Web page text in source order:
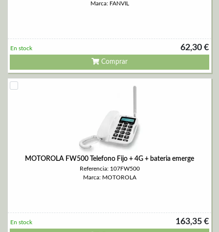
Marca: FANVIL
62,30 €
En stock
Comprar
MOTOROLA FW500 Telefono Fijo + 4G + bateria emerge
Referencia: 107FW500
Marca: MOTOROLA
163,35 €
En stock